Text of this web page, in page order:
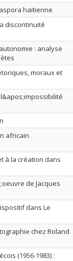
haïtienne
discontinuité
: analyse
moraux et
africain
à la création dans
de Jacques
dans Le
chez Roland
(1956-1983) :